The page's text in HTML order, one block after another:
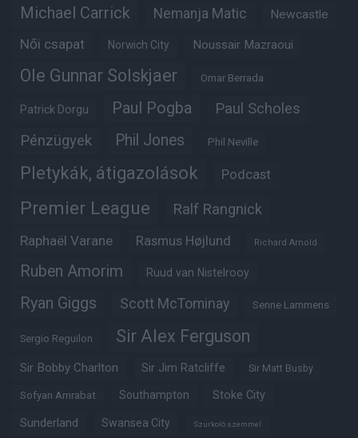
Michael Carrick Nemanja Matic Newcastle
Női csapat Norwich City Noussair Mazraoui
Ole Gunnar Solskjaer Omar Berrada
Patrick Dorgu Paul Pogba Paul Scholes
Pénzügyek Phil Jones Phil Neville
Pletykák, átigazolások Podcast
Premier League Ralf Rangnick
Raphaël Varane Rasmus Højlund Richard Arnold
Ruben Amorim Ruud van Nistelrooy
Ryan Giggs Scott McTominay Senne Lammens
Sergio Reguilon Sir Alex Ferguson
Sir Bobby Charlton Sir Jim Ratcliffe Sir Matt Busby
Sofyan Amrabat Southampton Stoke City
Sunderland Swansea City Szurkoló szemmel